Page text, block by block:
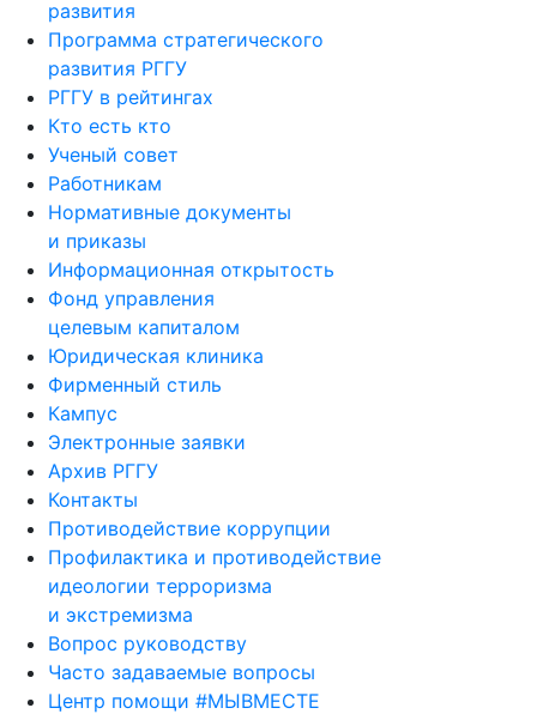
развития
Программа стратегического
развития РГГУ
РГГУ в рейтингах
Кто есть кто
Ученый совет
Работникам
Нормативные документы
и приказы
Информационная открытость
Фонд управления
целевым капиталом
Юридическая клиника
Фирменный стиль
Кампус
Электронные заявки
Архив РГГУ
Контакты
Противодействие коррупции
Профилактика и противодействие
идеологии терроризма
и экстремизма
Вопрос руководству
Часто задаваемые вопросы
Центр помощи #МЫВМЕСТЕ